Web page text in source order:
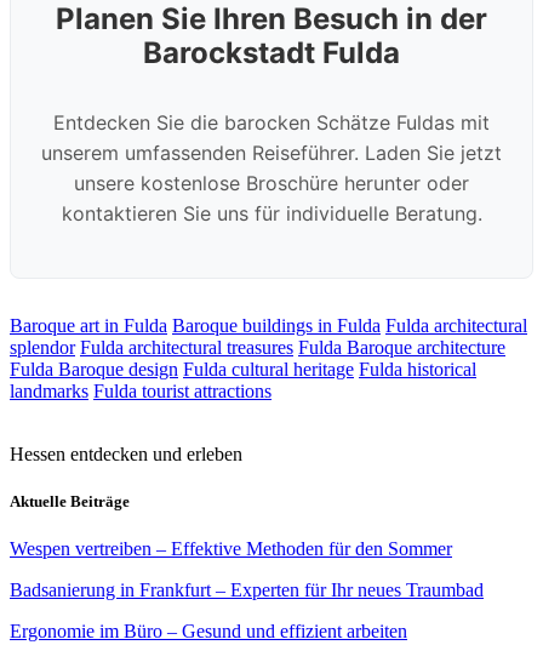
Planen Sie Ihren Besuch in der
Barockstadt Fulda
Entdecken Sie die barocken Schätze Fuldas mit
unserem umfassenden Reiseführer. Laden Sie jetzt
unsere kostenlose Broschüre herunter oder
kontaktieren Sie uns für individuelle Beratung.
Baroque art in Fulda Baroque buildings in Fulda Fulda architectural
splendor Fulda architectural treasures Fulda Baroque architecture
Fulda Baroque design Fulda cultural heritage Fulda historical
landmarks Fulda tourist attractions
Hessen entdecken und erleben
Aktuelle Beiträge
Wespen vertreiben – Effektive Methoden für den Sommer
Badsanierung in Frankfurt – Experten für Ihr neues Traumbad
Ergonomie im Büro – Gesund und effizient arbeiten